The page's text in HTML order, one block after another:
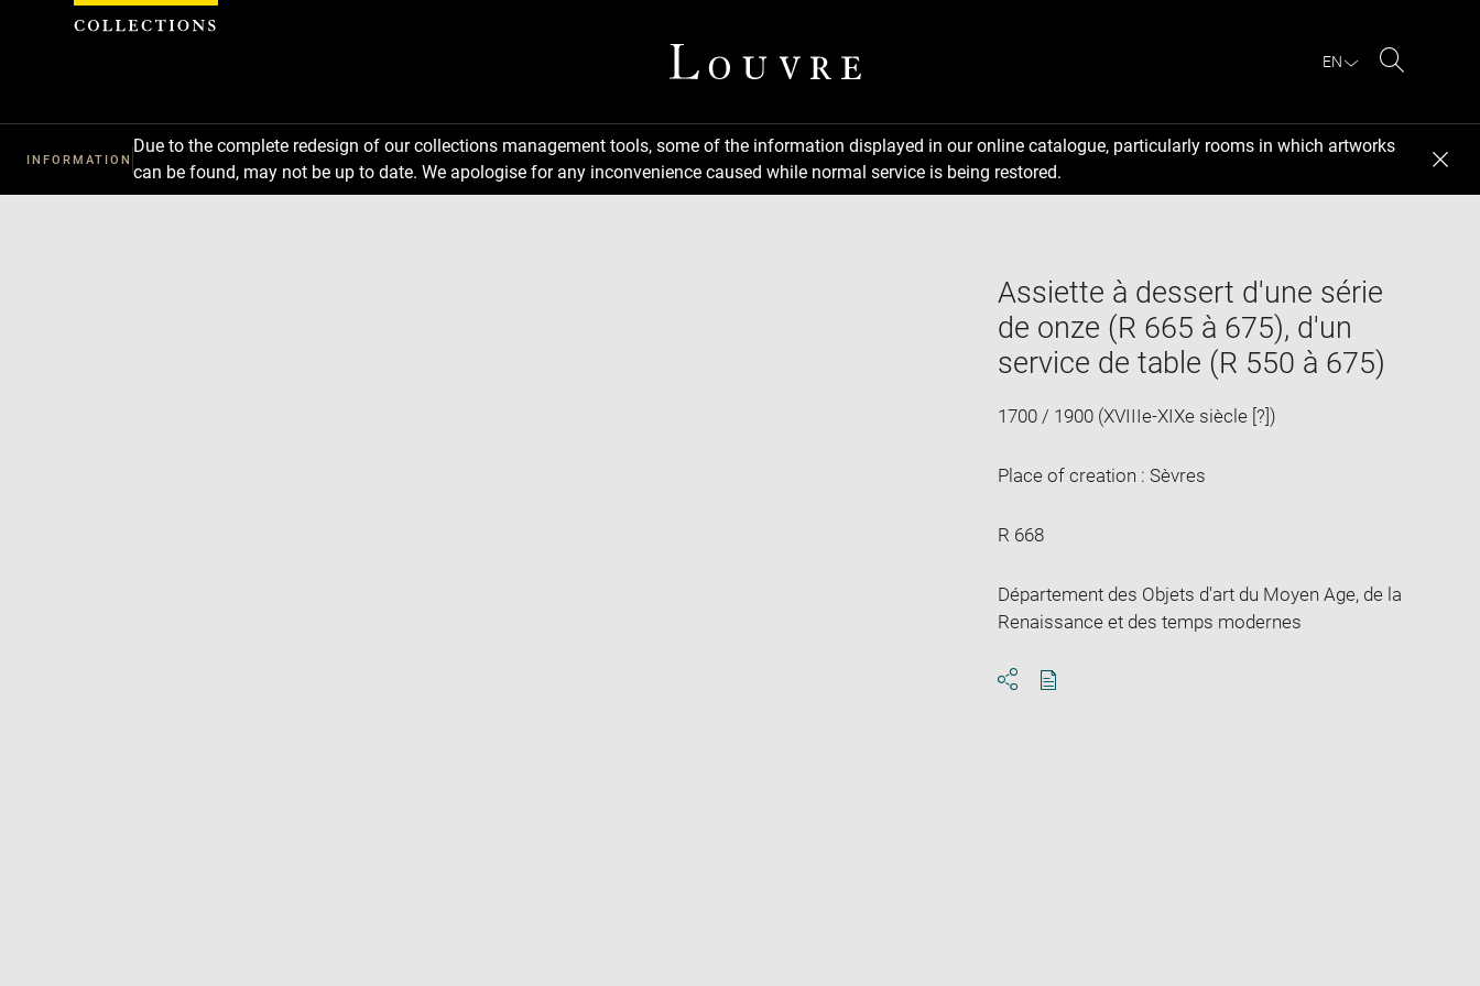
EN
INFORMATION
Due to the complete redesign of our collections management tools, some of the information displayed in our online catalogue, particularly rooms in which artworks
can be found, may not be up to date. We apologise for any inconvenience caused while normal service is being restored.
Assiette à dessert d'une série
de onze (R 665 à 675), d'un
service de table (R 550 à 675)
1700 / 1900 (XVIIIe-XIXe siècle [?])
Place of creation : Sèvres
R 668
Département des Objets d'art du Moyen Age, de la
Renaissance et des temps modernes
Cookies management panel